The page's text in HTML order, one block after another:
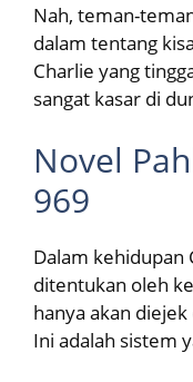
Nah, teman-
dalam tentang
Charlie yang
sangat kasar di
Novel
969
Dalam kehidupan
ditentukan oleh
hanya akan
Ini adalah sistem